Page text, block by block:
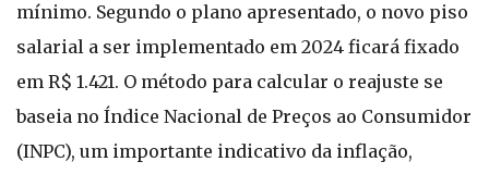
mínimo. Segundo o plano apresentado, o novo piso
salarial a ser implementado em 2024 ficará fixado
em R$ 1.421. O método para calcular o reajuste se
baseia no Índice Nacional de Preços ao Consumidor
(INPC), um importante indicativo da inflação,